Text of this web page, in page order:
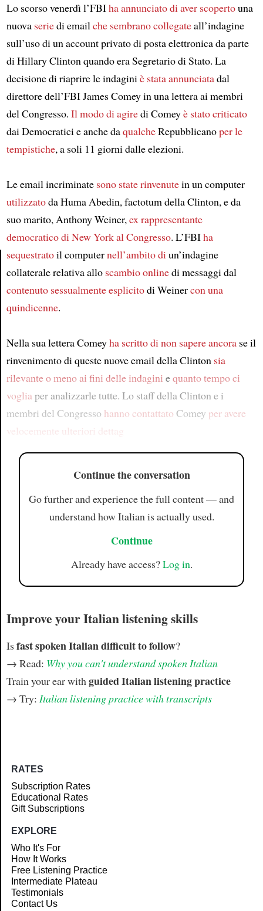
Lo scorso venerdì l’FBIha annunciatodi aver scopertouna
nuova seriedi emailche sembrano collegateall’indagine
sull’uso di un account privato di posta elettronica da parte
di Hillary Clinton quando era Segretario di Stato. La
decisione di riaprire le indaginiè stata annunciatadal
direttore dell’FBI James Comey in una lettera ai membri
del Congresso. Il modo di agiredi Comeyè stato criticato
dai Democratici e anche daqualcheRepubblicanoper le
tempistiche, a soli 11 giorni dalle elezioni.
Le email incriminate sono state rinvenutein un computer
utilizzatoda Huma Abedin, factotum della Clinton, e da
suo marito, Anthony Weiner,ex rappresentante
democratico di New York al Congresso. L’FBIha
sequestratoil computernell’ambito diun’indagine
collaterale relativa allo scambio onlinedi messaggi dal
contenuto sessualmente esplicitodi Weinercon una
quindicenne.
Nella sua lettera Comeyha scrittodi non sapere ancorase il
rinvenimento di queste nuove email della Clinton sia
rilevante o menoai fini delle indagini equanto tempo ci
vogliaper analizzarle tutte. Lo staff della Clinton e i
membri del Congresso hanno contattato Comey per avere
velocemente ulteriori dettag
Continue the conversation
Go further and experience the full content — and
understand how Italian is actually used.
Continue
Already have access?Log in.
Improve your Italian listening skills
Isfast spoken Italian difficult to follow?
→ Read: Why you can't understand spoken Italian
Train your ear with guided Italian listening practice
→ Try: Italian listening practice with transcripts
RATES
Subscription Rates
Educational Rates
Gift Subscriptions
EXPLORE
Who It's For
How It Works
Free Listening Practice
Intermediate Plateau
Testimonials
Contact Us